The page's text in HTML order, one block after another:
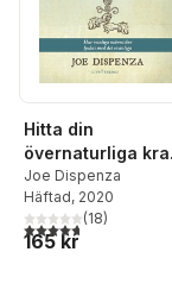
Hitta din
övernaturliga
: hur vanliga
människor lyckas
med det ovanliga
Joe Dispenza
Häftad, 2020
4,7utav 5 stjärnor.
(18)
165 kr